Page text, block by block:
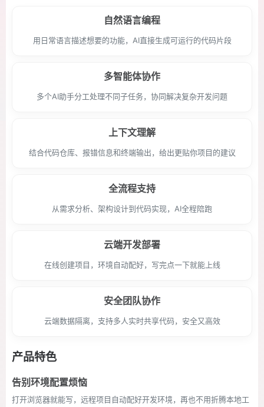
自然语言编程
用日常语言描述想要的功能，AI直接生成可运行的代码片段
多智能体协作
多个AI助手分工处理不同子任务，协同解决复杂开发问题
上下文理解
结合代码仓库、报错信息和终端输出，给出更贴你项目的建议
全流程支持
从需求分析、架构设计到代码实现，AI全程陪跑
云端开发部署
在线创建项目，环境自动配好，写完点一下就能上线
安全团队协作
云端数据隔离，支持多人实时共享代码，安全又高效
产品特色
告别环境配置烦恼
打开浏览器就能写，远程项目自动配好开发环境，再也不用折腾本地工